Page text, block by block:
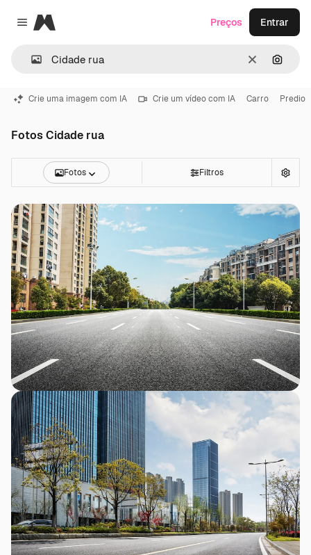
Close menu
Magnific
Limpar
Preços Entrar
Crie uma imagem com IA Crie um vídeo com IA Carro Predio
Fotos Cidade rua
Fotos Filtros